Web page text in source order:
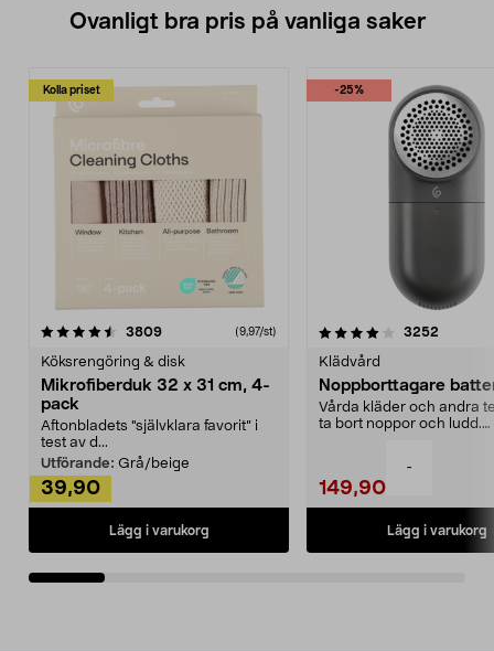
-
Ovanligt bra pris på vanliga saker
Kolla priset
3809recensioner (9,97/st)
Köksrengöring & disk
Mikrofiberduk 32 x 31 cm, 4-
pack
Aftonbladets "självklara favorit” i
test av d...
Utförande: Grå/beige
39,90
Lägg i varukorg
-25%
4.0av 5 stjärnor 3252
Klädvård
Noppborttagare
Vårda kläder och andra
ta bort noppor och ludd.
149,90
Lägg i varukorg
4.5av 5 stjärnor